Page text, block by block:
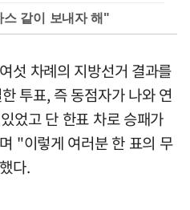
같이 보내자 해"
섯 차례의 지방선거 결과를
투표, 즉 동점자가 나와 연
었고 단 한표 차로 승패가
"이렇게 여러분 한 표의 무
다.